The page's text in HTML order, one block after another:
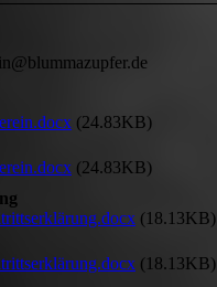
(24.83KB)
(24.83KB)
(18.13KB)
(18.13KB)